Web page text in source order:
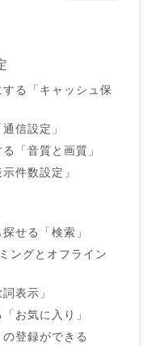
る「キャッシュ保
信設定」
「音質と画質」
件数設定」
せる「検索」
ングとオフライン
表示」
お気に入り」
登録ができる